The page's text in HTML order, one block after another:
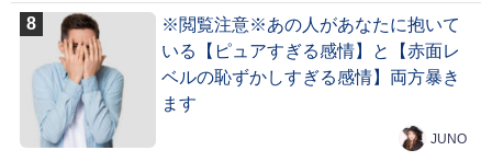
※閲覧注意※あの人があなたに抱いて
いる【ピュアすぎる感情】と【赤面レ
ベルの恥ずかしすぎる感情】両方暴き
ます
JUNO